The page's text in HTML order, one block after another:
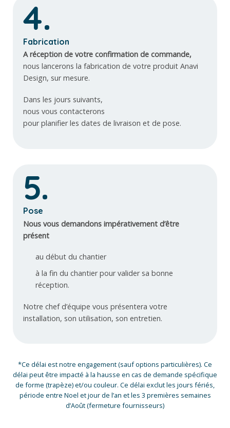
4.
Fabrication
A réception de votre confirmation de commande,
nous lancerons la fabrication de votre produit Anavi
Design, sur mesure.
Dans les jours suivants,
nous vous contacterons
pour planifier les dates de livraison et de pose.
5.
Pose
Nous vous demandons impérativement d’être
présent
au début du chantier
à la fin du chantier pour valider sa bonne
réception.
Notre chef d’équipe vous présentera votre
installation, son utilisation, son entretien.
*Ce délai est notre engagement (sauf options particulières). Ce
délai peut être impacté à la hausse en cas de demande spécifique
de forme (trapèze) et/ou couleur. Ce délai exclut les jours fériés,
période entre Noel et jour de l’an et les 3 premières semaines
d’Août (fermeture fournisseurs)